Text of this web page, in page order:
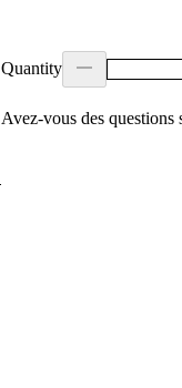
Quantity
Avez‑vous des questions